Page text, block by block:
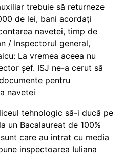
trebuie să returneze
de lei, bani acordați
navetei, timp de
/ Inspectorul general,
La vremea aceea nu
șef. ISJ ne-a cerut să
pentru
navetei
tehnologic să-i ducă pe
un Bacalaureat de 100%
care au intrat cu media
inspectoarea Iuliana